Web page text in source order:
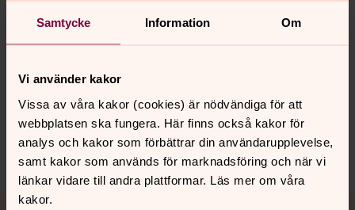
Samtycke Information Om
Vi använder kakor
Vissa av våra kakor (cookies) är nödvändiga för att
webbplatsen ska fungera. Här finns också kakor för
analys och kakor som förbättrar din användarupplevelse,
samt kakor som används för marknadsföring och när vi
länkar vidare till andra plattformar. Läs mer om våra
kakor.
Synpunkter eller frågor på sidans
innehåll?
sollentuna.forsamling@svenskakyrkan.se
Dela
Tillbaka till toppen
Tillbaka till innehållet